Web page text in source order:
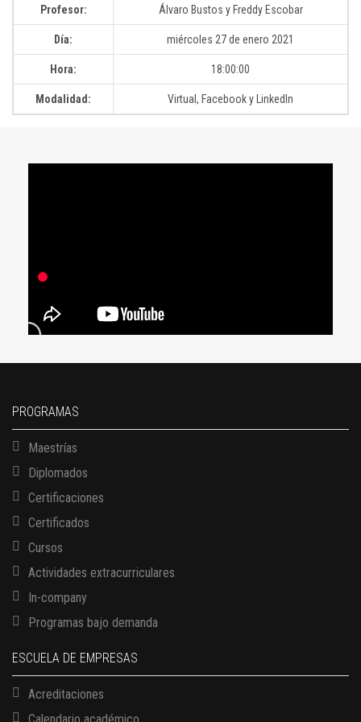
Profesor: Álvaro Bustos y Freddy Escobar
Día: miércoles 27 de enero 2021
Hora: 18:00:00
Modalidad: Virtual, Facebook y LinkedIn
PROGRAMAS
Maestrías
Diplomados
Certificaciones
Certificados
Cursos
Actividades extracurriculares
In-company
Programas bajo demanda
ESCUELA DE EMPRESAS
Acreditaciones
Calendario académico